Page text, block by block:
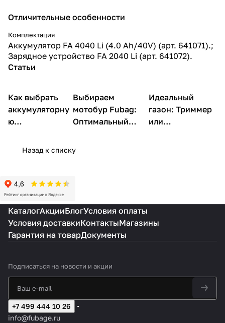
Отличительные особенности
Комплектация
Аккумулятор FA 4040 Li (4.0 Ah/40V) (арт. 641071).;
Зарядное устройство FA 2040 Li (арт. 641072).
Статьи
Садовая
техника
Как выбрать
аккумуляторну
ю
Fubag
Садовая техника
Выбираем
мотобур Fubag:
Оптимальный
Садовая техника
Идеальный
газон: Триммер
или
Назад к списку
КаталогАкцииБлогУсловия оплаты
Условия доставкиКонтактыМагазины
Гарантия на товарДокументы
Подписаться на новости и акции
+7 499 444 10 26
info@fubage.ru